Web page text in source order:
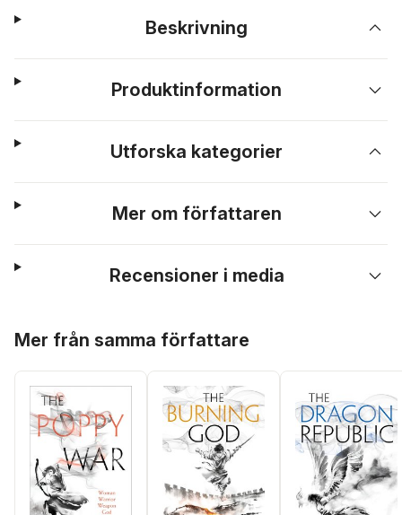
Beskrivning
Produktinformation
Utforska kategorier
Mer om författaren
Recensioner i media
Mer från samma författare